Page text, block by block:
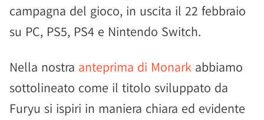
campagna del gioco, in uscita il 22 febbraio
su PC, PS5, PS4 e Nintendo Switch.
Nella nostra anteprima di Monark abbiamo
sottolineato come il titolo sviluppato da
Furyu si ispiri in maniera chiara ed evidente